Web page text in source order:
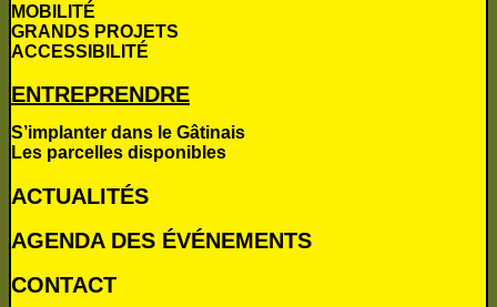
MOBILITÉ
GRANDS PROJETS
ACCESSIBILITÉ
ENTREPRENDRE
S’implanter dans le Gâtinais
Les parcelles disponibles
ACTUALITÉS
AGENDA DES ÉVÉNEMENTS
CONTACT